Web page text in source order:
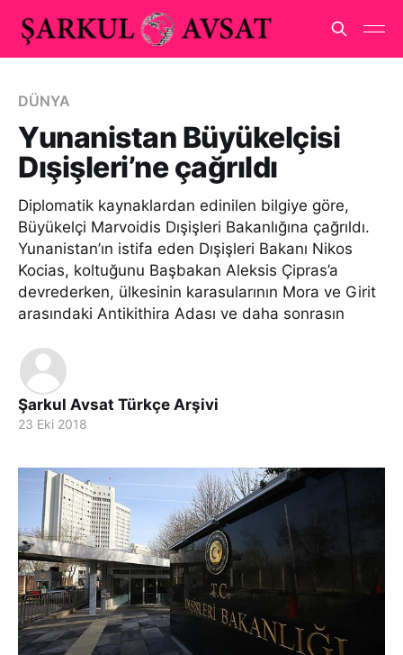
DÜNYA
Yunanistan Büyükelçisi
Dışişleri’ne çağrıldı
Diplomatik kaynaklardan edinilen bilgiye göre,
Büyükelçi Marvoidis Dışişleri Bakanlığına çağrıldı.
Yunanistan’ın istifa eden Dışişleri Bakanı Nikos
Kocias, koltuğunu Başbakan Aleksis Çipras’a
devrederken, ülkesinin karasularının Mora ve Girit
arasındaki Antikithira Adası ve daha sonrasın
Şarkul Avsat Türkçe Arşivi
23 Eki 2018